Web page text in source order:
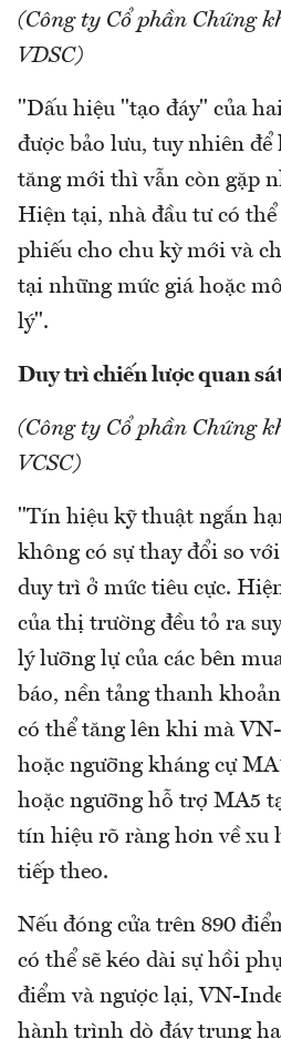
(Công ty Cổ phần Chứng
VDSC)
"Dấu hiệu "tạo đáy" của
được bảo lưu, tuy nhiên
tăng mới thì vẫn còn gặp
Hiện tại, nhà đầu tư có
phiếu cho chu kỳ mới và
tại những mức giá hoặc
lý".
Duy trì chiến lược quan
(Công ty Cổ phần Chứng
VCSC)
"Tín hiệu kỹ thuật ngắn
không có sự thay đổi so
duy trì ở mức tiêu cực.
của thị trường đều tỏ ra
lý lưỡng lự của các bên
báo, nền tảng thanh
có thể tăng lên khi mà
hoặc ngưỡng kháng cự
hoặc ngưỡng hỗ trợ MA5
tín hiệu rõ ràng hơn về xu
tiếp theo.
Nếu đóng cửa trên 890
có thể sẽ kéo dài sự hồi
điểm và ngược lại, VN-
hành trình dò đáy trung